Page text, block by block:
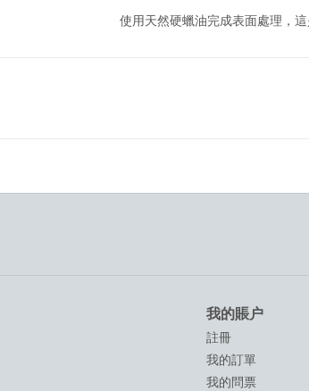
使用天然硬蠟油完成表面處理，
我的賬户
註冊
我的訂單
我的問票